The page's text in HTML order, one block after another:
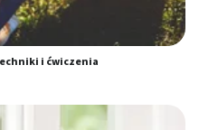
i ćwiczenia